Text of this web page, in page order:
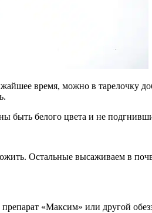
время, можно в тарелочку
быть белого цвета и не
Остальные высаживаем в
«Максим» или другой